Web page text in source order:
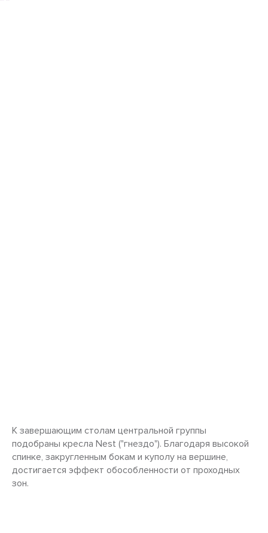
К завершающим столам центральной группы
подобраны кресла Nest ("гнездо"). Благодаря высокой
спинке, закругленным бокам и куполу на вершине,
достигается эффект обособленности от проходных
зон.